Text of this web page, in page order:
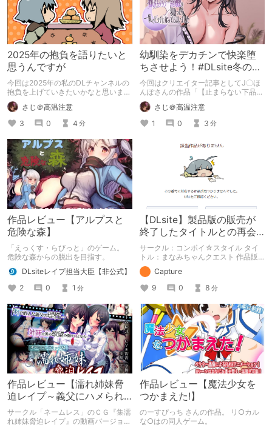
2025年の抱負を語りたいと
思うんですが
今回は2025年の私のDLチャンネルの
抱負を上げていきたいかなと思いま
す。 自分の中で自分の出来る目標を
決めていきたいと思います。
さじ＠高温注意
3
0 4 分
幼馴染をデカチンで快楽堕
ちさせよう！#DLsite冬のセ
ールで買ったもの
今回はクリエイター記事としてJ〇ほ
んぽさんの作品「【止まらない下品オ
ホ声♪】ダウナーJKチンポ即堕ち～彼
氏持ちダウナー系幼馴染を寝取ったら
一瞬でビッチになってしまいました
～」を紹介したいと思います。 彼氏
ホらせよう！
さじ＠高温注意
1
0 3 分
作品レビュー【アルプスと
危険な森】
「えっくす・らびっと」のゲーム。
危険な森からの脱出を目指す。
DLsiteレイプ担当大臣【非公式】
2
0 1 分
【DLsite】製品版の販売が
終了したタイトルとの再会
【アンテナ】
サークル：コンボイ☆スタイル タイ
トル：まなみちゃんクエスト 作品販
売日：2014.06.29（販売終了） 製品
版の販売が終了したタイトルの体験版
を中心に紹介しています。 体験版の
「ネタバレ」を含んだ内容をまとめて
いるので、苦手な方は注意して下さ
い。
Capture
9
0 8 分
作品レビュー【濡れ姉妹脅
迫レイプ～義父にハメられ
た近所で有名な美人姉妹～
(モーションコミック版)】
サークル「ネームレス」のＣＧ『集濡
れ姉妹脅迫レイプ』の動画バージョ
作品レビュー【魔法少女を
つかまえた!】
のーすぴっち さんの作品。 リ○カル
な○はの同人ゲーム。